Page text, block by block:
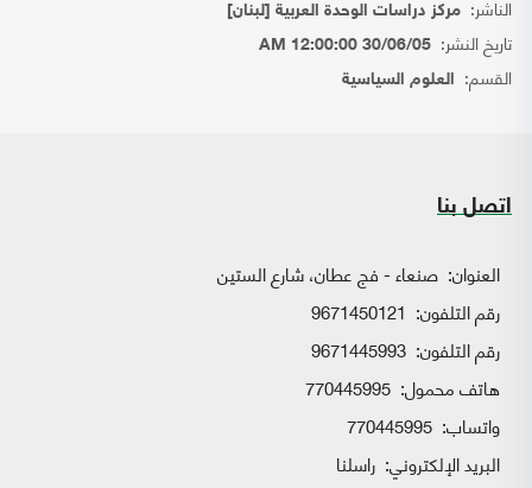
الناشر: مركز دراسات الوحدة العربية [لبنان]
تاريخ النشر: 30/06/05 12:00:00 AM
القسم: العلوم السياسية
اتصل بنا
العنوان: صنعاء - فج عطان، شارع الستين
رقم التلفون: 9671450121
رقم التلفون: 9671445993
هاتف محمول: 770445995
واتساب:
البريد الإلكتروني: راسلنا